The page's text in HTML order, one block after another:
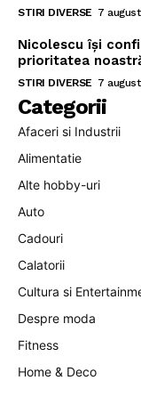
STIRI DIVERSE 7
Nicolescu își
prioritatea
STIRI DIVERSE 7
Categorii
Afaceri si Industrii
Alimentatie
Alte hobby-uri
Auto
Cadouri
Calatorii
Cultura si
Despre moda
Fitness
Home & Deco